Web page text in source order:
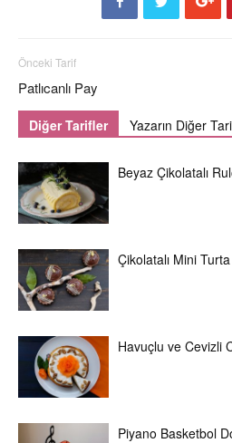
Önceki Tarif
Patlıcanlı Pay
Diğer Tarifler Yazarın Diğer
Beyaz Çikolatalı
Çikolatalı Mini Turta
Havuçlu ve Cevizli
Piyano Basketbol